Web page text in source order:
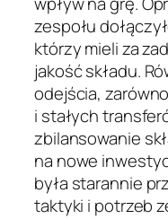
zespołu
którzy mieli za
jakość składu.
odejścia,
i stałych
zbilansowanie
na nowe
była starannie
taktyki i potrzeb